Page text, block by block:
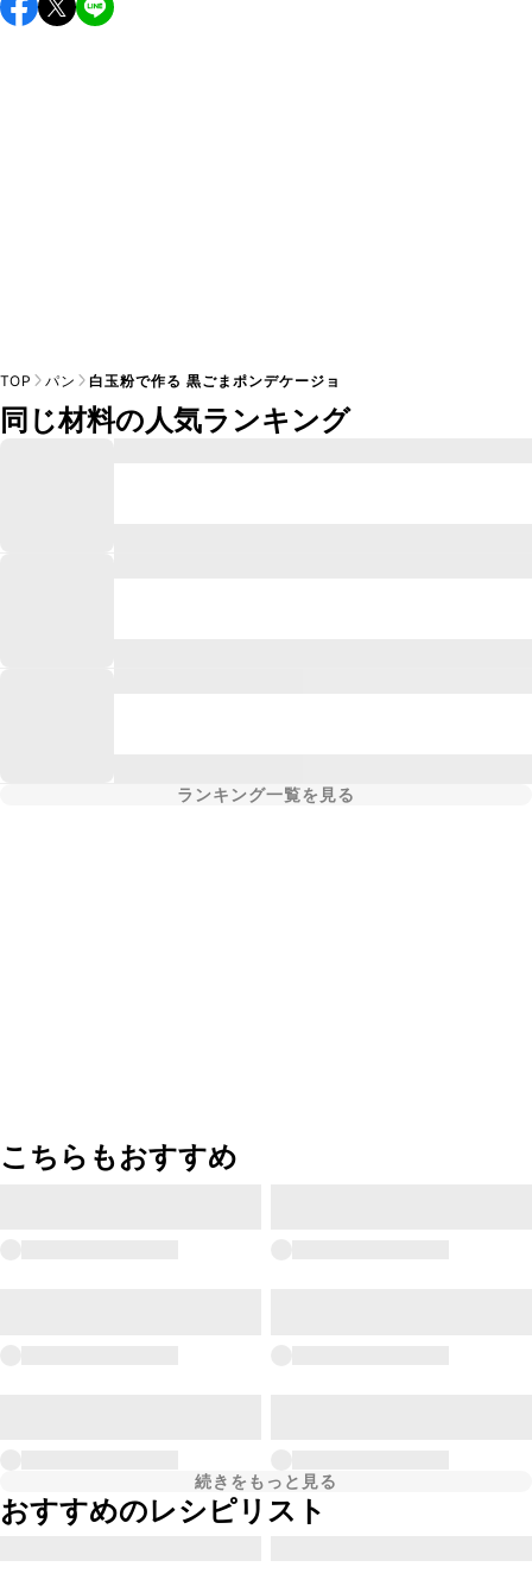
TOP パン 白玉粉で作る 黒ごまポンデケージョ
同じ材料の人気ランキング
ランキング一覧を見る
こちらもおすすめ
続きをもっと見る
おすすめのレシピリスト